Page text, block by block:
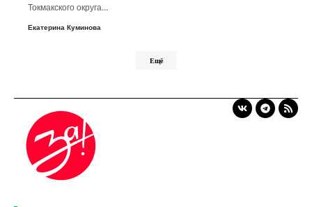
Токмакского округа…
Екатерина Куминова
Ещё